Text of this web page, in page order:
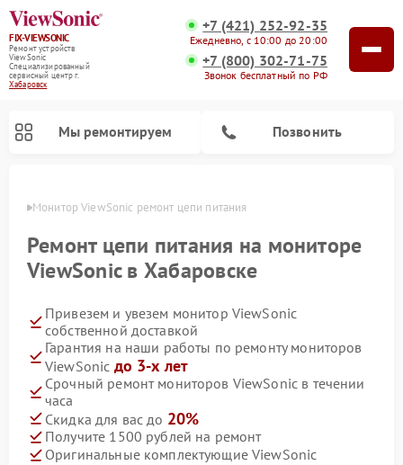
FIX-VIEWSONIC
Ремонт устройств
ViewSonic
Специализированный
cервисный центр г.
Хабаровск
+7 (421) 252-92-35
Ежедневно, с 10:00 до 20:00
+7 (800) 302-71-75
Звонок бесплатный по РФ
Мы ремонтируем Позвонить
Монитор ViewSonic ремонт цепи питания
Ремонт цепи питания на мониторе
ViewSonic в Хабаровске
Привезем и увезем монитор ViewSonic
собственной доставкой
Гарантия на наши работы по ремонту мониторов
ViewSonic до 3-х лет
Срочный ремонт мониторов ViewSonic в течении
часа
Скидка для вас до 20%
Получите 1500 рублей на ремонт
Оригинальные комплектующие ViewSonic